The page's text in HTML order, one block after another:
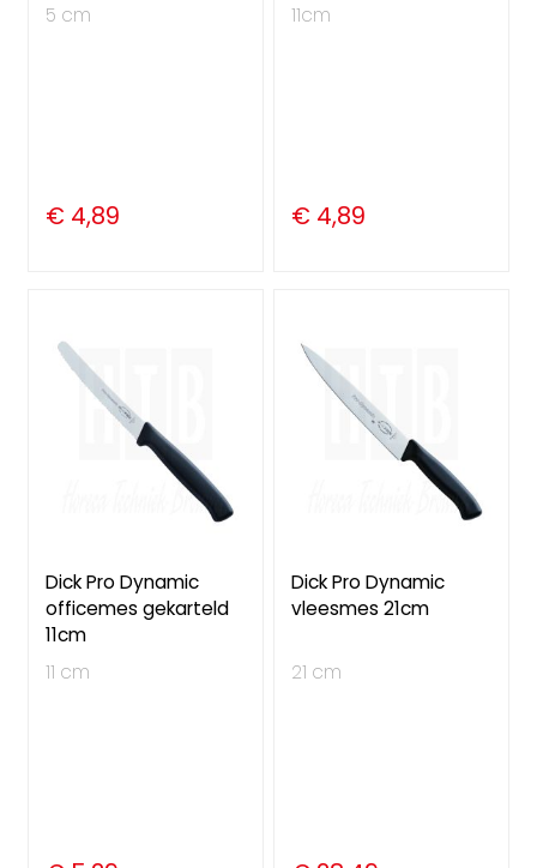
5 cm
€ 4,89
11cm
€ 4,89
Dick Pro Dynamic
officemes gekarteld
11cm
11 cm
Dick Pro Dynamic
vleesmes 21cm
21 cm